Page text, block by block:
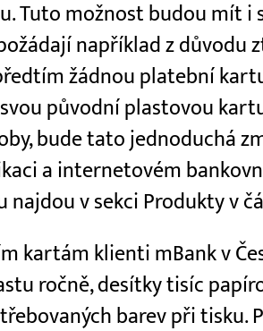
Tuto možnost budou mít i
například z důvodu
žádnou platební
původní plastovou
bude tato jednoduchá
a internetovém
najdou v sekci Produkty v
kartám klienti mBank v
ročně, desítky tisíc
barev při tisku.